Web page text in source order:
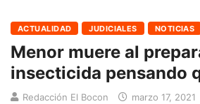
ACTUALIDAD JUDICIALES NOTICIAS
Menor muere al
insecticida pensando
Redacción El Bocon marzo 17, 2021